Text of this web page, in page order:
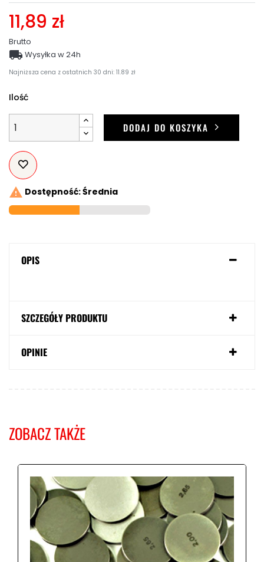
11,89 zł
Brutto
Najniższa cena z ostatnich 30 dni: 11.89 zł
 Wysyłka w 24h
Ilość
DODAJ DO KOSZYKA
 Dostępność: Średnia
OPIS
SZCZEGÓŁY PRODUKTU
OPINIE
ZOBACZ TAKŻE